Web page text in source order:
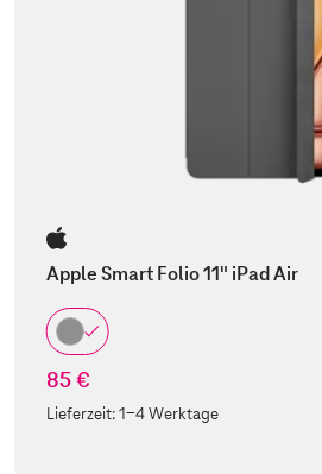
Apple Smart Folio 11" iPad Air
85 €
Lieferzeit:1-4 Werktage